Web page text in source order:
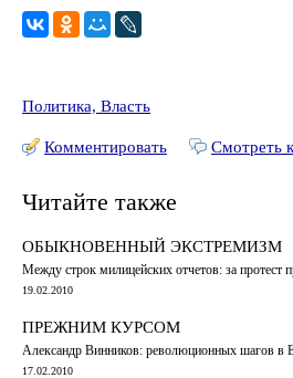
Политика, Власть
Комментировать Смотреть
Читайте также
ОБЫКНОВЕННЫЙ ЭКСТРЕМИЗМ
Между строк милицейских отчетов: за
19.02.2010
ПРЕЖНИМ КУРСОМ
Александр Винников: революционных шагов в
17.02.2010